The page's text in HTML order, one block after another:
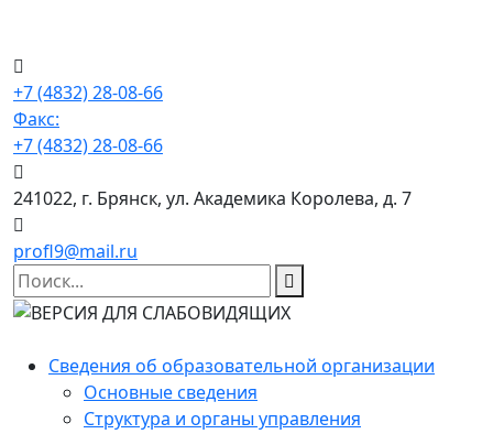
+7 (4832) 28-08-66
Факс:
+7 (4832) 28-08-66
241022, г. Брянск, ул. Академика Королева, д. 7
profl9@mail.ru
Сведения об образовательной организации
Основные сведения
Структура и органы управления